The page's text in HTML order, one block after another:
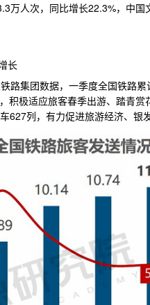
万人次，同比增长22.3%，中国
长
集团数据，一季度全国铁路累
积极适应旅客春季出游、踏青赏
627列，有力促进旅游经济、银